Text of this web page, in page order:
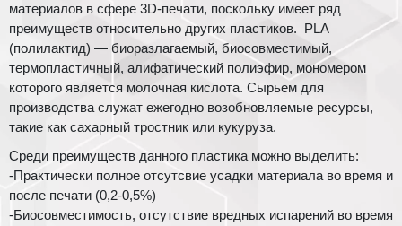
материалов в сфере 3D-печати, поскольку имеет ряд
преимуществ относительно других пластиков. PLA
(полилактид) — биоразлагаемый, биосовместимый,
термопластичный, алифатический полиэфир, мономером
которого является молочная кислота. Сырьем для
производства служат ежегодно возобновляемые ресурсы,
такие как сахарный тростник или кукуруза.
Среди преимуществ данного пластика можно выделить:
-Практически полное отсутсвие усадки материала во время и
после печати (0,2-0,5%)
-Биосовместимость, отсутствие вредных испарений во время